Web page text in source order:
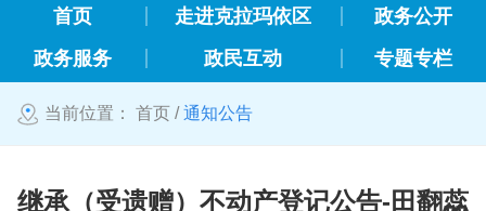
首页 走进克拉玛依区
政务公开
政务服务
政民互动 专题专栏
当前位置： 首页 /通知公告
继承（受遗赠）不动产登记公告-田翻蕊